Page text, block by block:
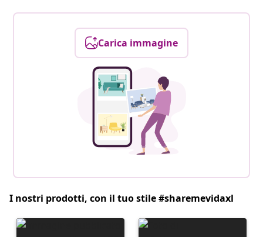
Carica immagine
I nostri prodotti, con il tuo stile #sharemevidaxl